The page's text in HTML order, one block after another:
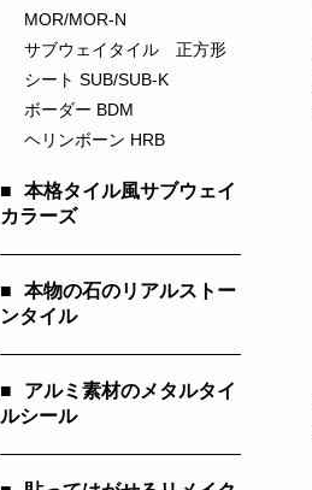
MOR/MOR-N
サブウェイタイル 正方形
シート SUB/SUB-K
ボーダー BDM
ヘリンボーン HRB
■
本格タイル風サブウェイ
カラーズ
■
本物の石のリアルストー
ンタイル
■
アルミ素材のメタルタイ
ルシール